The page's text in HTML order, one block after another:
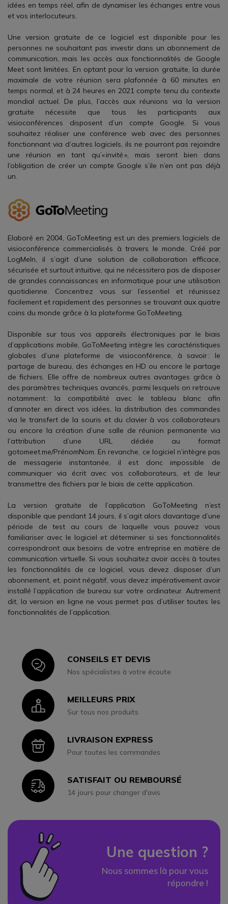
idées en temps réel, afin de dynamiser les échanges entre vous
et vos interlocuteurs.
Une version gratuite de ce logiciel est disponible pour les
personnes ne souhaitant pas investir dans un abonnement de
communication, mais les accès aux fonctionnalités de Google
Meet sont limitées. En optant pour la version gratuite, la durée
maximale de votre réunion sera plafonnée à 60 minutes en
temps normal, et à 24 heures en 2021 compte tenu du contexte
mondial actuel. De plus, l’accès aux réunions via la version
gratuite nécessite que tous les participants aux
visioconférences disposent d’un compte Google. Si vous
souhaitez réaliser une conférence web avec des personnes
fonctionnant via d’autres logiciels, ils ne pourront pas rejoindre
une réunion en tant qu’« invité », mais seront bien dans
l’obligation de créer un compte Google s’ile n’en ont pas déjà
un.
Elaboré en 2004, GoToMeeting est un des premiers logiciels de
visioconférence commercialisés à travers le monde. Créé par
LogMeIn, il s’agit d’une solution de collaboration efficace,
sécurisée et surtout intuitive, qui ne nécessitera pas de disposer
de grandes connaissances en informatique pour une utilisation
quotidienne. Concentrez vous sur l’essentiel et réunissez
facilement et rapidement des personnes se trouvant aux quatre
coins du monde grâce à la plateforme GoToMeeting.
Disponible sur tous vos appareils électroniques par le biais
d’applications mobile, GoToMeeting intègre les caractéristiques
globales d’une plateforme de visioconférence, à savoir : le
partage de bureau, des échanges en HD ou encore le partage
de fichiers. Elle offre de nombreux autres avantages grâce à
des paramètres techniques avancés, parmi lesquels on retrouve
notamment : la compatibilité avec le tableau blanc afin
d’annoter en direct vos idées, la distribution des commandes
via le transfert de la souris et du clavier à vos collaborateurs
ou encore la création d’une salle de réunion permanente via
l’attribution d’une URL dédiée au format
gotomeet.me/PrénomNom. En revanche, ce logiciel n’intègre pas
de messagerie instantanée, il est donc impossible de
communiquer via écrit avec vos collaborateurs, et de leur
transmettre des fichiers par le biais de cette application.
La version gratuite de l’application GoToMeeting n’est
disponible que pendant 14 jours, il s’agit alors davantage d’une
période de test au cours de laquelle vous pouvez vous
familiariser avec le logiciel et déterminer si ses fonctionnalités
correspondront aux besoins de votre entreprise en matière de
communication virtuelle. Si vous souhaitez avoir accès à toutes
les fonctionnalités de ce logiciel, vous devez disposer d’un
abonnement, et, point négatif, vous devez impérativement avoir
installé l’application de bureau sur votre ordinateur. Autrement
dit, la version en ligne ne vous permet pas d’utiliser toutes les
fonctionnalités de l’application.
IconCONSEILS ET DEVIS
Nos spécialistes à votre écoute
IconMEILLEURS PRIX
Sur tous nos produits
IconLIVRAISON EXPRESS
Pour toutes les commandes
IconSATISFAIT OU REMBOURSÉ
14 jours pour changer d'avis
Une question ?
Nous sommes là pour vous
répondre !